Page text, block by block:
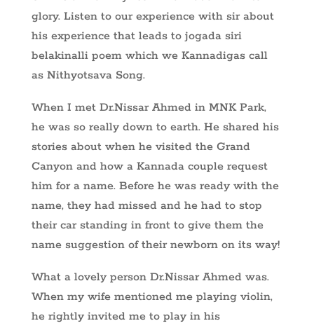
glory. Listen to our experience with sir about
his experience that leads to jogada siri
belakinalli poem which we Kannadigas call
as Nithyotsava Song.
When I met Dr.Nissar Ahmed in MNK Park,
he was so really down to earth. He shared his
stories about when he visited the Grand
Canyon and how a Kannada couple request
him for a name. Before he was ready with the
name, they had missed and he had to stop
their car standing in front to give them the
name suggestion of their newborn on its way!
What a lovely person Dr.Nissar Ahmed was.
When my wife mentioned me playing violin,
he rightly invited me to play in his